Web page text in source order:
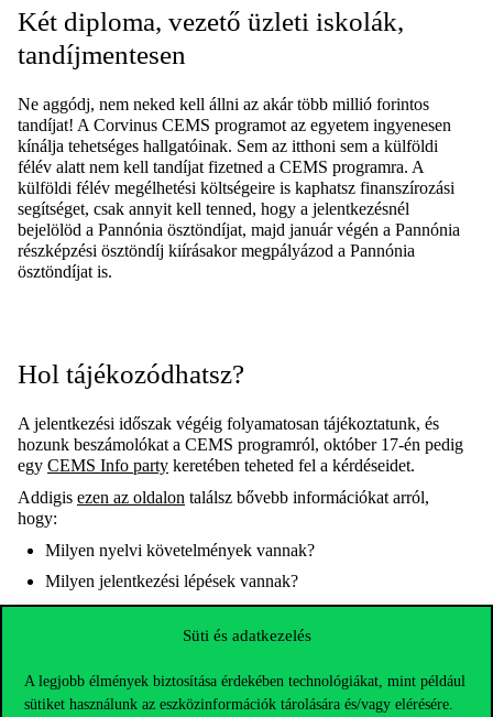
Süti és adatkezelés
A legjobb élmények biztosítása érdekében technológiákat, mint például
sütiket használunk az eszközinformációk tárolására és/vagy elérésére.
Két diploma, vezető üzleti iskolák,
tandíjmentesen
Ne aggódj, nem neked kell állni az akár több millió forintos
tandíjat! A Corvinus CEMS programot az egyetem ingyenesen
kínálja tehetséges hallgatóinak. Sem az itthoni sem a külföldi
félév alatt nem kell tandíjat fizetned a CEMS programra. A
külföldi félév megélhetési költségeire is kaphatsz finanszírozási
segítséget, csak annyit kell tenned, hogy a jelentkezésnél
bejelölöd a Pannónia ösztöndíjat, majd január végén a Pannónia
részképzési ösztöndíj kiírásakor megpályázod a Pannónia
ösztöndíjat is.
Hol tájékozódhatsz?
A jelentkezési időszak végéig folyamatosan tájékoztatunk, és
hozunk beszámolókat a CEMS programról, október 17-én pedig
egy CEMS Info party keretében teheted fel a kérdéseidet.
Addigis ezen az oldalon találsz bővebb információkat arról,
hogy:
Milyen nyelvi követelmények vannak?
Milyen jelentkezési lépések vannak?
Milyen pontozási rendszer van?
Milyen dokumentumokra van szükséged?
Amennyiben bármilyen egyéb kérdés felmerülne benned, írj